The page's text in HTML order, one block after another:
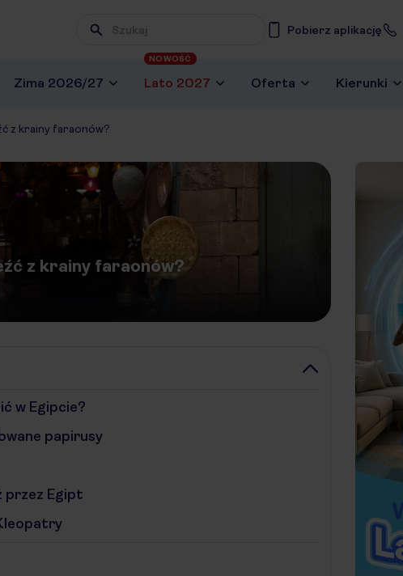
Pobierz aplikację
Zima 2026/27 Lato 2027
NOWOŚĆ
Oferta Kierunki
z krainy faraonów?
z krainy faraonów?
w Egipcie?
papirusy
przez Egipt